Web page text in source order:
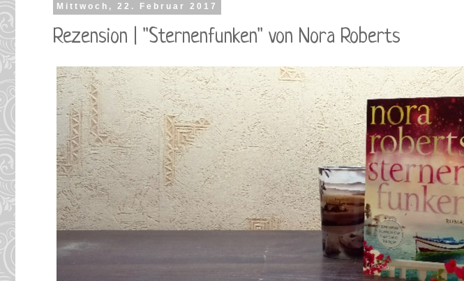
Mittwoch, 22. Februar 2017
Rezension | "Sternenfunken" von Nora Roberts